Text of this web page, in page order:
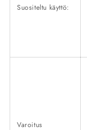
Suositeltu käyttö:
Varoitus